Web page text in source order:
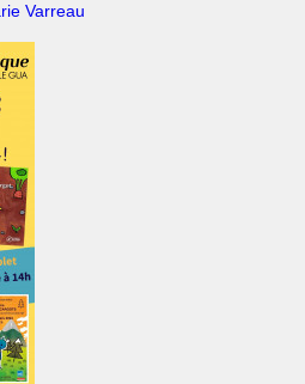
Varreau